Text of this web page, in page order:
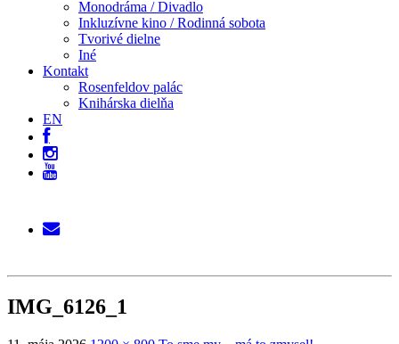
Monodráma / Divadlo
Inkluzívne kino / Rodinná sobota
Tvorivé dielne
Iné
Kontakt
Rosenfeldov palác
Knihárska dielňa
EN
IMG_6126_1